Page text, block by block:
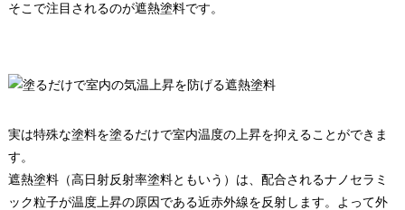
そこで注目されるのが遮熱塗料です。
実は特殊な塗料を塗るだけで室内温度の上昇を抑えることができま
す。
遮熱塗料（高日射反射率塗料ともいう）は、配合されるナノセラミ
ック粒子が温度上昇の原因である近赤外線を反射します。よって外